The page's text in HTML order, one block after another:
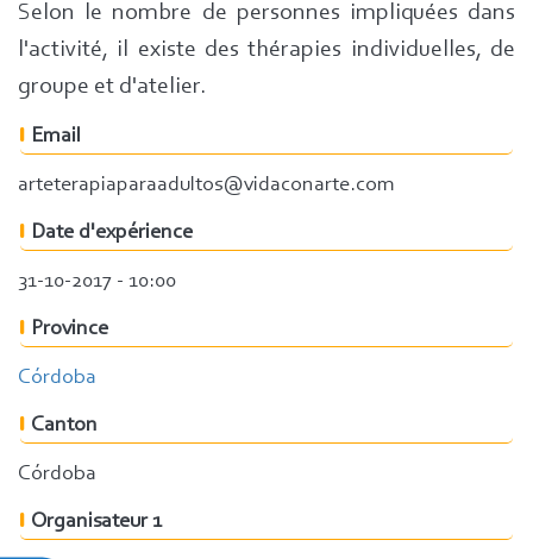
Selon le nombre de personnes impliquées dans
l'activité, il existe des thérapies individuelles, de
groupe et d'atelier.
Email
arteterapiaparaadultos@vidaconarte.com
Date d'expérience
31-10-2017 - 10:00
Province
Córdoba
Canton
Córdoba
Organisateur 1